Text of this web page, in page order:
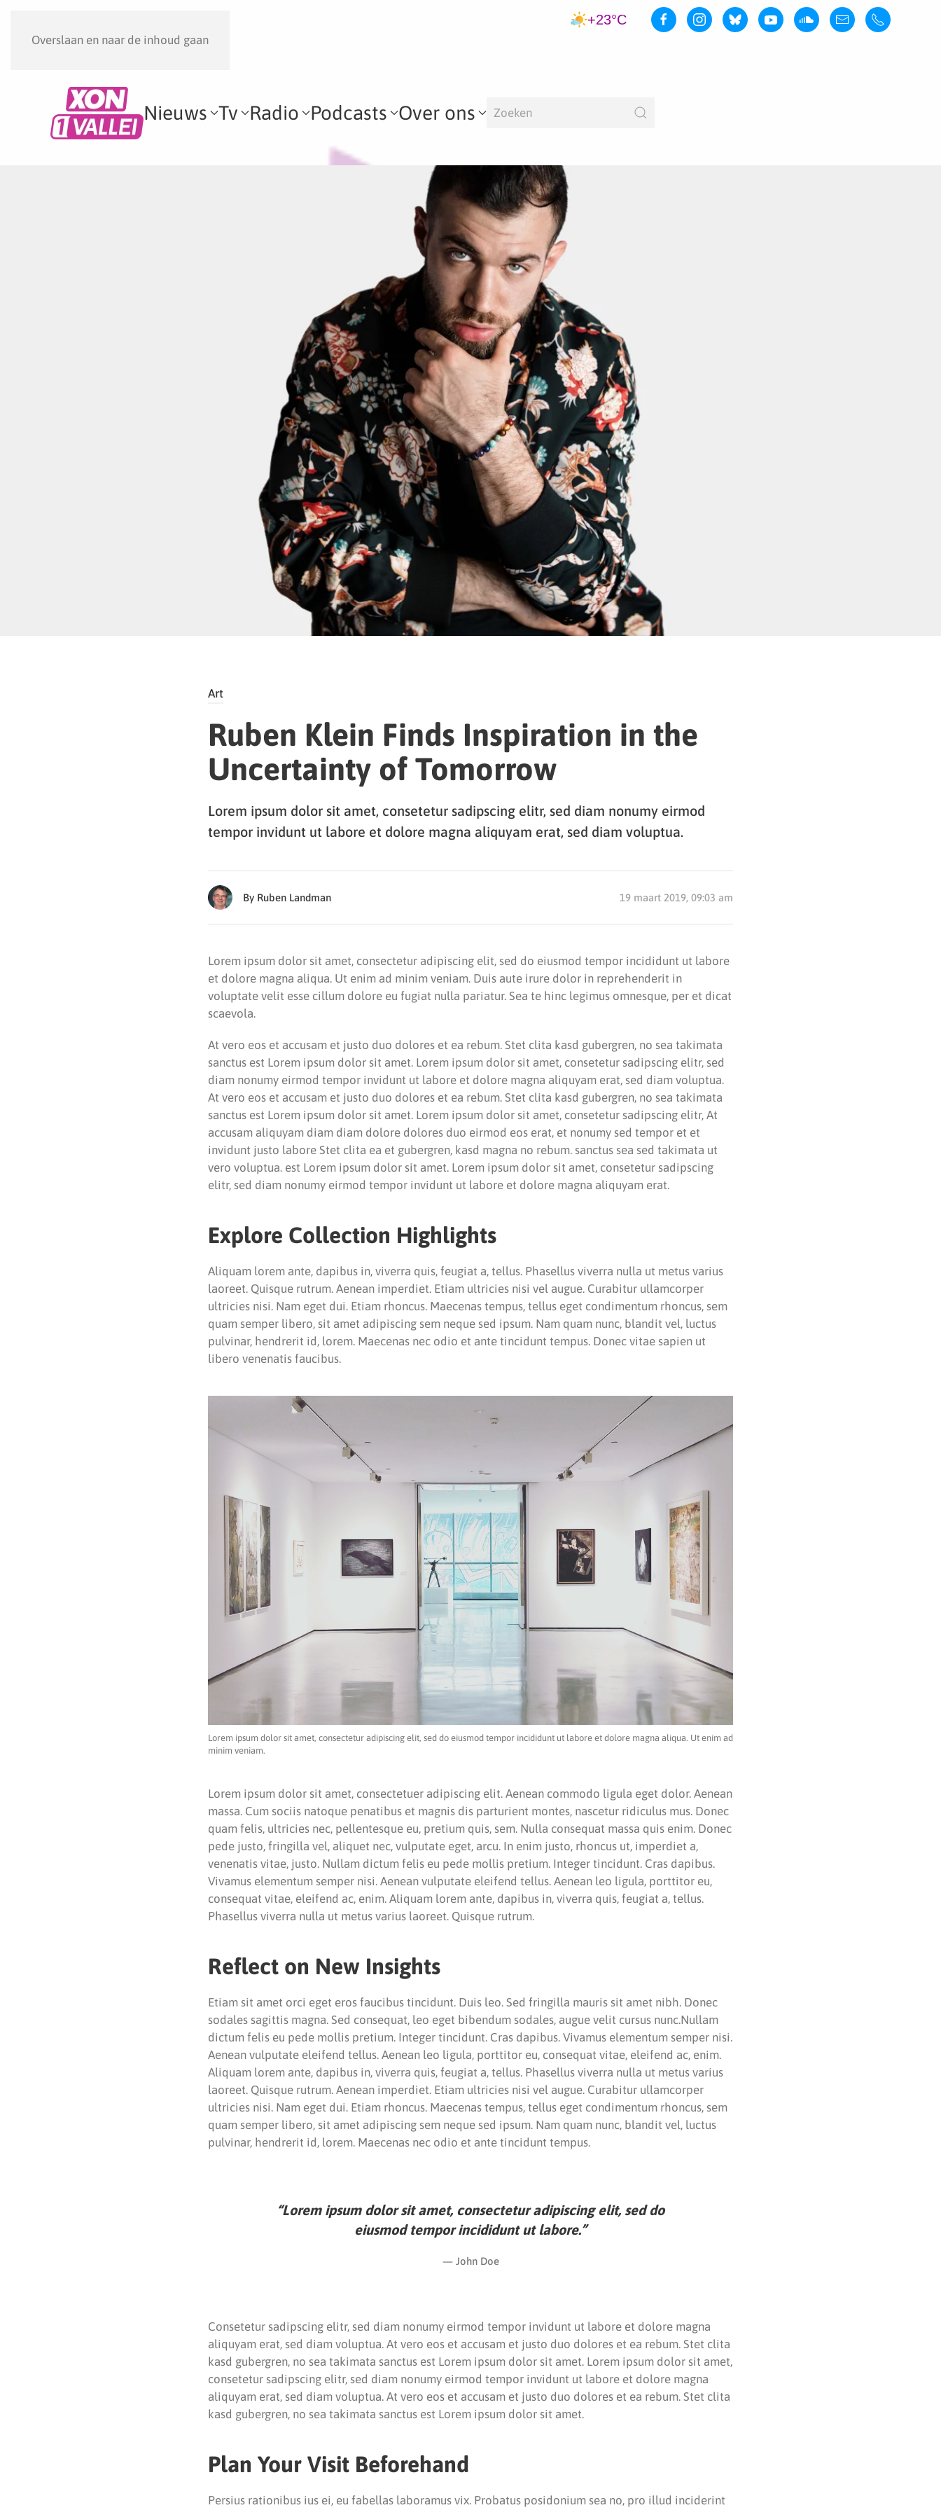
Overslaan en naar de inhoud gaan
+23°C
Nieuws Tv Radio Podcasts Over ons
Art
Ruben Klein Finds Inspiration in the
Uncertainty of Tomorrow
Lorem ipsum dolor sit amet, consetetur sadipscing elitr, sed diam nonumy eirmod
tempor invidunt ut labore et dolore magna aliquyam erat, sed diam voluptua.
By Ruben Landman 19 maart 2019, 09:03 am
Lorem ipsum dolor sit amet, consectetur adipiscing elit, sed do eiusmod tempor incididunt ut labore
et dolore magna aliqua. Ut enim ad minim veniam. Duis aute irure dolor in reprehenderit in
voluptate velit esse cillum dolore eu fugiat nulla pariatur. Sea te hinc legimus omnesque, per et dicat
scaevola.
At vero eos et accusam et justo duo dolores et ea rebum. Stet clita kasd gubergren, no sea takimata
sanctus est Lorem ipsum dolor sit amet. Lorem ipsum dolor sit amet, consetetur sadipscing elitr, sed
diam nonumy eirmod tempor invidunt ut labore et dolore magna aliquyam erat, sed diam voluptua.
At vero eos et accusam et justo duo dolores et ea rebum. Stet clita kasd gubergren, no sea takimata
sanctus est Lorem ipsum dolor sit amet. Lorem ipsum dolor sit amet, consetetur sadipscing elitr, At
accusam aliquyam diam diam dolore dolores duo eirmod eos erat, et nonumy sed tempor et et
invidunt justo labore Stet clita ea et gubergren, kasd magna no rebum. sanctus sea sed takimata ut
vero voluptua. est Lorem ipsum dolor sit amet. Lorem ipsum dolor sit amet, consetetur sadipscing
elitr, sed diam nonumy eirmod tempor invidunt ut labore et dolore magna aliquyam erat.
Explore Collection Highlights
Aliquam lorem ante, dapibus in, viverra quis, feugiat a, tellus. Phasellus viverra nulla ut metus varius
laoreet. Quisque rutrum. Aenean imperdiet. Etiam ultricies nisi vel augue. Curabitur ullamcorper
ultricies nisi. Nam eget dui. Etiam rhoncus. Maecenas tempus, tellus eget condimentum rhoncus, sem
quam semper libero, sit amet adipiscing sem neque sed ipsum. Nam quam nunc, blandit vel, luctus
pulvinar, hendrerit id, lorem. Maecenas nec odio et ante tincidunt tempus. Donec vitae sapien ut
libero venenatis faucibus.
Lorem ipsum dolor sit amet, consectetur adipiscing elit, sed do eiusmod tempor incididunt ut labore et dolore magna aliqua. Ut enim ad
minim veniam.
Lorem ipsum dolor sit amet, consectetuer adipiscing elit. Aenean commodo ligula eget dolor. Aenean
massa. Cum sociis natoque penatibus et magnis dis parturient montes, nascetur ridiculus mus. Donec
quam felis, ultricies nec, pellentesque eu, pretium quis, sem. Nulla consequat massa quis enim. Donec
pede justo, fringilla vel, aliquet nec, vulputate eget, arcu. In enim justo, rhoncus ut, imperdiet a,
venenatis vitae, justo. Nullam dictum felis eu pede mollis pretium. Integer tincidunt. Cras dapibus.
Vivamus elementum semper nisi. Aenean vulputate eleifend tellus. Aenean leo ligula, porttitor eu,
consequat vitae, eleifend ac, enim. Aliquam lorem ante, dapibus in, viverra quis, feugiat a, tellus.
Phasellus viverra nulla ut metus varius laoreet. Quisque rutrum.
Reflect on New Insights
Etiam sit amet orci eget eros faucibus tincidunt. Duis leo. Sed fringilla mauris sit amet nibh. Donec
sodales sagittis magna. Sed consequat, leo eget bibendum sodales, augue velit cursus nunc.Nullam
dictum felis eu pede mollis pretium. Integer tincidunt. Cras dapibus. Vivamus elementum semper nisi.
Aenean vulputate eleifend tellus. Aenean leo ligula, porttitor eu, consequat vitae, eleifend ac, enim.
Aliquam lorem ante, dapibus in, viverra quis, feugiat a, tellus. Phasellus viverra nulla ut metus varius
laoreet. Quisque rutrum. Aenean imperdiet. Etiam ultricies nisi vel augue. Curabitur ullamcorper
ultricies nisi. Nam eget dui. Etiam rhoncus. Maecenas tempus, tellus eget condimentum rhoncus, sem
quam semper libero, sit amet adipiscing sem neque sed ipsum. Nam quam nunc, blandit vel, luctus
pulvinar, hendrerit id, lorem. Maecenas nec odio et ante tincidunt tempus.
“Lorem ipsum dolor sit amet, consectetur adipiscing elit, sed do
eiusmod tempor incididunt ut labore.”
John Doe
Consetetur sadipscing elitr, sed diam nonumy eirmod tempor invidunt ut labore et dolore magna
aliquyam erat, sed diam voluptua. At vero eos et accusam et justo duo dolores et ea rebum. Stet clita
kasd gubergren, no sea takimata sanctus est Lorem ipsum dolor sit amet. Lorem ipsum dolor sit amet,
consetetur sadipscing elitr, sed diam nonumy eirmod tempor invidunt ut labore et dolore magna
aliquyam erat, sed diam voluptua. At vero eos et accusam et justo duo dolores et ea rebum. Stet clita
kasd gubergren, no sea takimata sanctus est Lorem ipsum dolor sit amet.
Plan Your Visit Beforehand
Persius rationibus ius ei, eu fabellas laboramus vix. Probatus posidonium sea no, pro illud inciderint